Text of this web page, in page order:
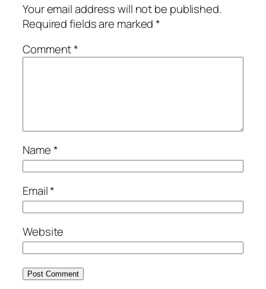
Your email address will not be published.
Required fields are marked*
Comment*
Name*
Email*
Website